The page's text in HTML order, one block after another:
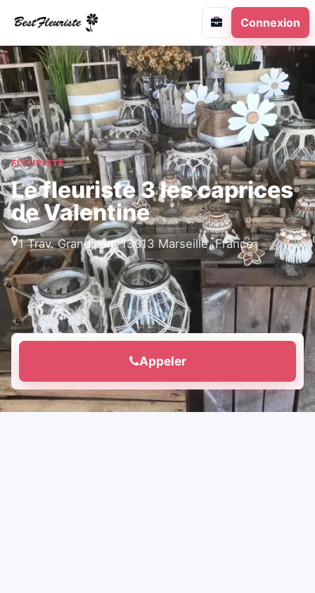
Connexion
FLEURISTE
Le fleuriste 3 les caprices
de Valentine
1 Trav. Grandjean, 13013 Marseille, France
Appeler